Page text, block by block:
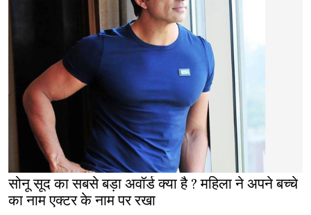
सोनू सूद का सबसे बड़ा अवॉर्ड क्या है ? महिला ने अपने बच्चे
का नाम एक्टर के नाम पर रखा